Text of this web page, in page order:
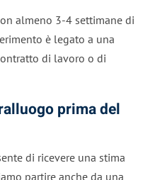
almeno 3-4 settimane di
è legato a una
di lavoro o di
prima del
di ricevere una stima
partire anche da una